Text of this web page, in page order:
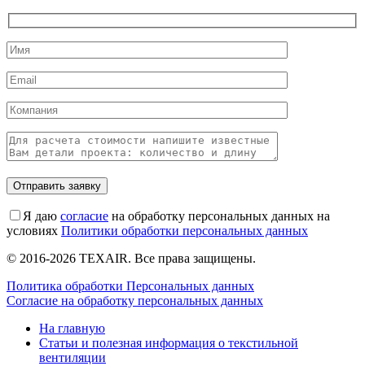
Оставьте это поле пустым.
Я даю согласие на обработку персональных данных на
условиях Политики обработки персональных данных
© 2016-2026 TEXAIR. Все права защищены.
Политика обработки Персональных данных
Согласие на обработку персональных данных
На главную
Статьи и полезная информация о текстильной
вентиляции